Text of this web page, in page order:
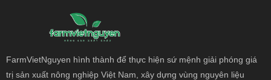
FarmVietNguyen hình thành để thực hiện sứ mệnh giải phóng giá
trị sản xuất nông nghiệp Việt Nam, xây dựng vùng nguyên liệu